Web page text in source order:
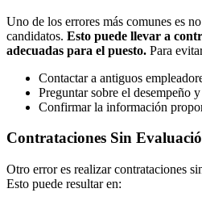
Uno de los errores más comunes es
candidatos. Esto puede llevar a
adecuadas para el puesto. Para
Contactar a antiguos
Preguntar sobre el desempeño
Confirmar la información
Contrataciones Sin
Otro error es realizar contrataciones
Esto puede resultar en: